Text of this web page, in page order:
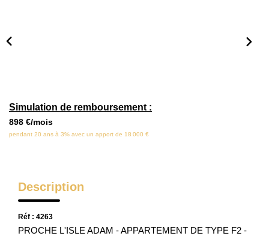
Acheter
LOUER / GÉRER
Simulation de remboursement :
898 €/mois
pendant 20 ans à 3% avec un apport de 18 000 €
Description
Réf : 4263
PROCHE L'ISLE ADAM - APPARTEMENT DE TYPE F2 -